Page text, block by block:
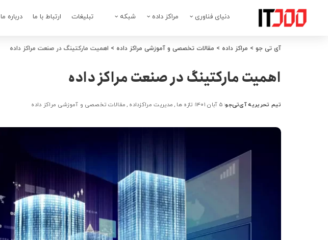
دنیای فناوری مراکز داده شبکه تبلیغات ارتباط با ما درباره ما
آی تی جو > مراکز داده > مقالات تخصصی و آموزشی مراکز داده > اهمیت مارکتینگ در صنعت مراکز داده
اهمیت مارکتینگ در صنعت مراکز داده
ارسال
توسط
تیم تحریریه آی‌تی‌جو ۵ آبان ۱۴۰۱ تازه ها مدیریت مراکزداده مقالات تخصصی و آموزشی مراکز داده